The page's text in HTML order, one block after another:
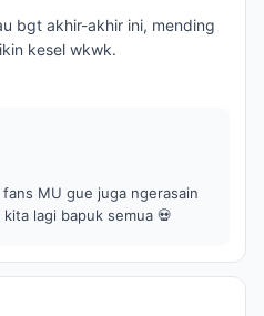
bgt akhir-akhir ini, mending
kesel wkwk.
fans MU gue juga ngerasain
lagi bapuk semua 💀